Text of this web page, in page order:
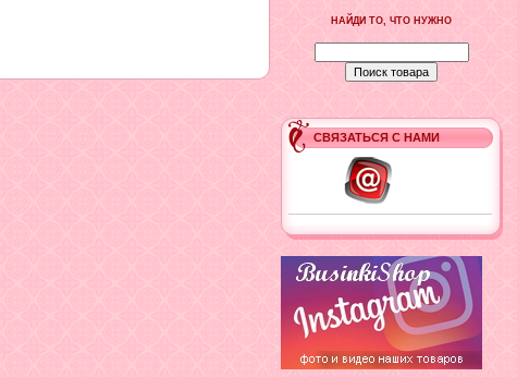
НАЙДИ ТО, ЧТО НУЖНО
СВЯЗАТЬСЯ С НАМИ